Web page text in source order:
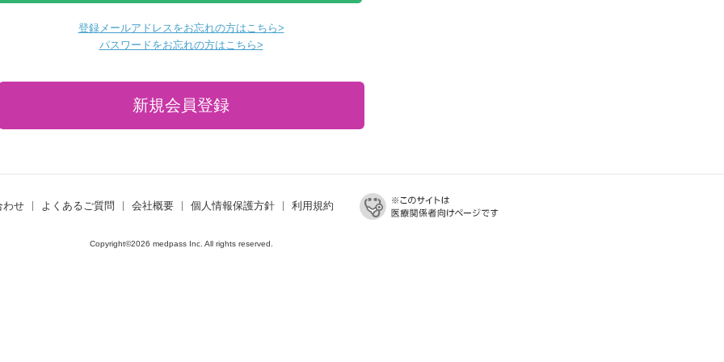
登録メールアドレスをお忘れの方はこちら>
パスワードをお忘れの方はこちら>
わせ よくあるご質問 会社概要 個人情報保護方針 利用規約
Copyright©2026 medpass Inc. All rights reserved.